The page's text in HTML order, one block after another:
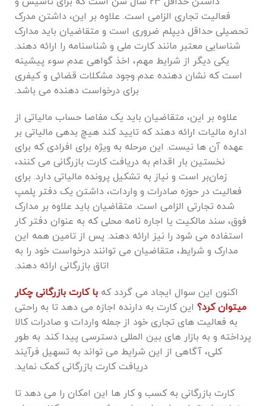
فعالیت تجاری الزامی است. علاوه بر این، داشتن مدرک
تحصیلی حداقل دیپلم ضروری است و متقاضیان باید مدارک
شناسایی معتبر مانند کارت ملی و شناسنامه را ارائه دهند.
یکی دیگر از شرایط مهم، اخذ گواهی عدم سوء پیشینه
است که نشان‌ دهنده عدم وجود مشکلات قضائی و کیفری
برای درخواست ‌دهنده می باشد.
علاوه بر این، متقاضیان باید یک مفاصا حساب مالیاتی از
اداره مالیات ارائه دهند که تایید کند هیچ بدهی مالیاتی بر
عهده آن‌ ها نیست. این مرحله به‌ ویژه برای افرادی که برای
نخستین بار اقدام به دریافت کارت بازرگانی می‌ کنند،
زمان‌بر است و نیاز به تشکیل پرونده مالیاتی دارد. برای
فعالیت در حوزه صادرات و واردات، داشتن یک دفتر پلمپ
شده تجارتی الزامی است. متقاضیان باید علاوه بر مدارک
فوق، سند مالکیت یا اجاره ‌نامه محلی که به عنوان دفتر کار
استفاده می ‌شود را نیز ارائه دهند. پس از تامین همه این
مدارک و شرایط، متقاضیان می ‌توانند درخواست خود را به
اتاق بازرگانی ارائه دهند.
اکنون این سوال ایجاد می گردد که با کارت بازرگانی چکار
میتوان کرد؟ این کارت به دارنده اجازه می ‌دهد تا به راحتی
به فعالیت ‌های تجاری خود از جمله واردات و صادرات کالا
پرداخته و به بازار های بین ‌المللی دسترسی پیدا کند. به ‌طور
کلی، آگاهی از این شرایط می ‌تواند به تسهیل فرآیند
دریافت کارت بازرگانی کمک نماید.
کارت بازرگانی به کسب ‌و کار ها این امکان را می‌ دهد تا